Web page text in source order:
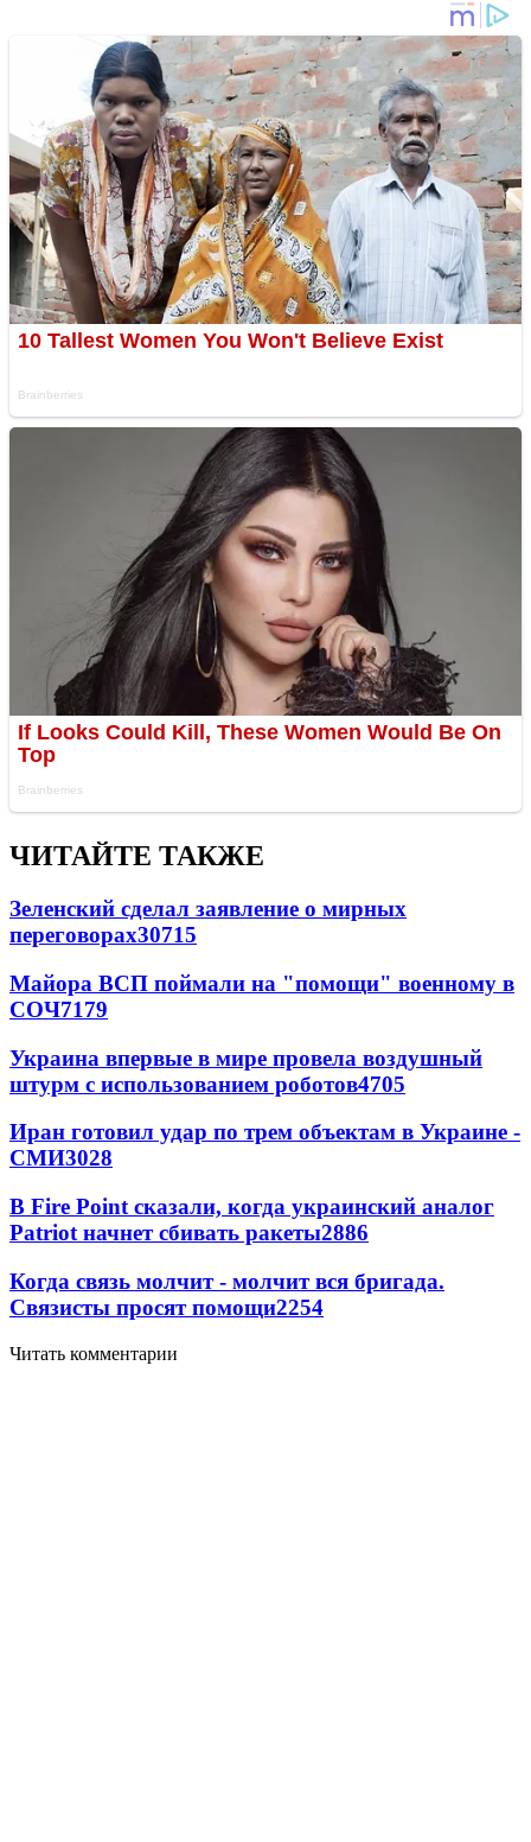
ЧИТАЙТЕ ТАКЖЕ
Зеленский сделал заявление о мирных
переговорах30715
Майора ВСП поймали на "помощи" военному в
СОЧ7179
Украина впервые в мире провела воздушный
штурм с использованием роботов4705
Иран готовил удар по трем объектам в Украине -
СМИ3028
В Fire Point сказали, когда украинский аналог
Patriot начнет сбивать ракеты2886
Когда связь молчит - молчит вся бригада.
Связисты просят помощи2254
Читать комментарии